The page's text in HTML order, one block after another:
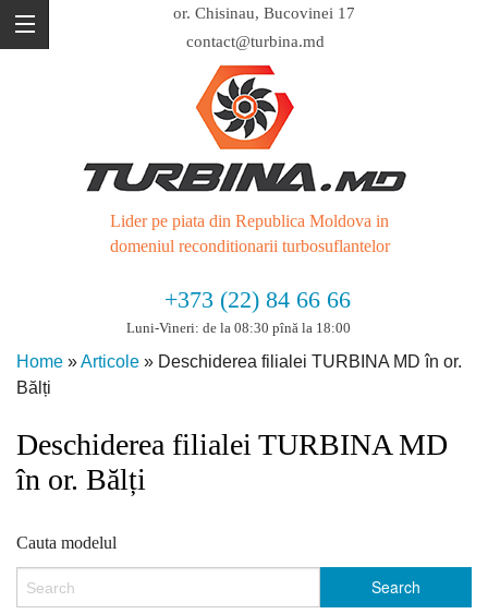
or. Chisinau, Bucovinei 17
contact@turbina.md
Lider pe piata din Republica Moldova in
domeniul reconditionarii turbosuflantelor
+373 (22) 84 66 66
Luni-Vineri: de la 08:30 pînă la 18:00
Home »Articole » Deschiderea filialei TURBINA MD în or.
Bălți
Deschiderea filialei TURBINA MD
în or. Bălți
Cauta modelul